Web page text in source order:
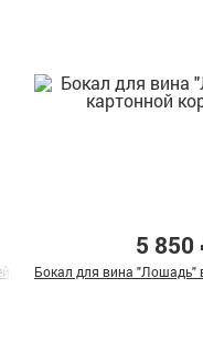
"Лев и Львица" в
5 850
Бокал для вина "Лошадь"